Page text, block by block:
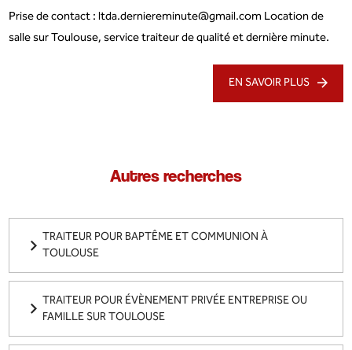
Prise de contact : ltda.derniereminute@gmail.com Location de
salle sur Toulouse, service traiteur de qualité et dernière minute.
EN SAVOIR PLUS
Autres recherches
TRAITEUR POUR BAPTÊME ET COMMUNION À
TOULOUSE
TRAITEUR POUR ÉVÈNEMENT PRIVÉE ENTREPRISE OU
FAMILLE SUR TOULOUSE